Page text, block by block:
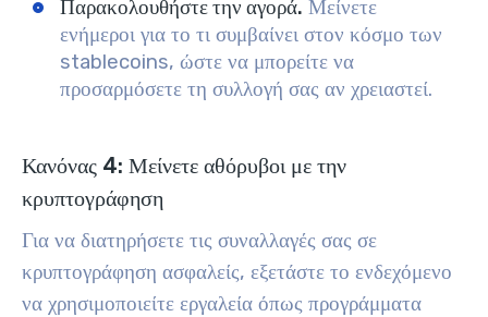
Παρακολουθήστε την αγορά. Μείνετε
ενήμεροι για το τι συμβαίνει στον κόσμο των
stablecoins, ώστε να μπορείτε να
προσαρμόσετε τη συλλογή σας αν χρειαστεί.
Κανόνας 4: Μείνετε αθόρυβοι με την
κρυπτογράφηση
Για να διατηρήσετε τις συναλλαγές σας σε
κρυπτογράφηση ασφαλείς, εξετάστε το ενδεχόμενο
να χρησιμοποιείτε εργαλεία όπως προγράμματα